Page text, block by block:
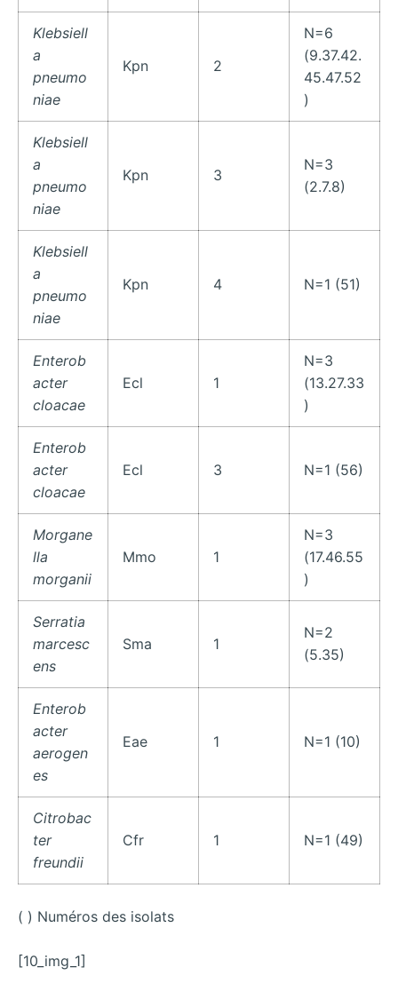
Klebsiell
a
pneumo
niae
Kpn 2
N=6
(9.37.42.
45.47.52
)
Klebsiell
a
pneumo
niae
Kpn 3
N=3
(2.7.8)
Klebsiell
a
pneumo
niae
Kpn 4 N=1 (51)
Enterob
acter
cloacae
Ecl 1
N=3
(13.27.33
)
Enterob
acter
cloacae
Ecl 3 N=1 (56)
Morgane
lla
morganii
Mmo 1
N=3
(17.46.55
)
Serratia
marcesc
ens
Sma 1
N=2
(5.35)
Enterob
acter
aerogen
es
Eae 1 N=1 (10)
Citrobac
ter
freundii
Cfr 1 N=1 (49)
( ) Numéros des isolats
[10_img_1]